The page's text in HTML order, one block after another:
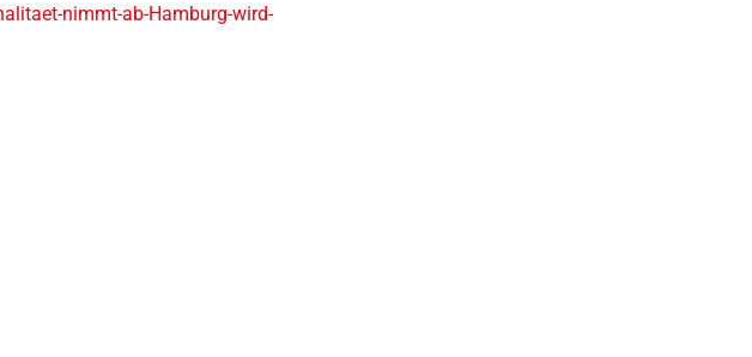
nimmt-ab-Hamburg-wird-